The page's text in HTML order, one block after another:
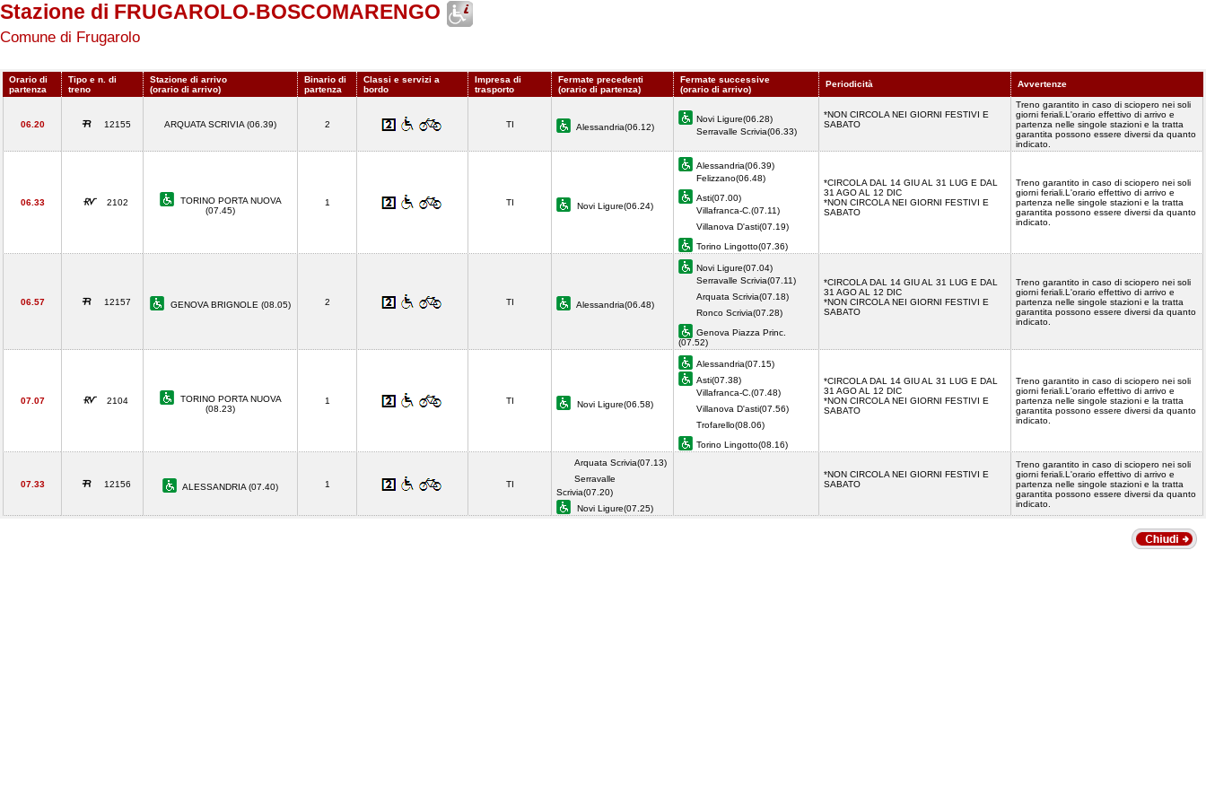
Stazione di FRUGAROLO-BOSCOMARENGO
Comune di Frugarolo
Orario di
partenza
Tipo e n. di
treno
Stazione di arrivo
(orario di arrivo)
Binario di
partenza
Classi e servizi a
bordo
Impresa di
trasporto
Fermate precedenti
(orario di partenza)
Fermate successive
(orario di arrivo)
Periodicità Avvertenze
06.20 12155 ARQUATA SCRIVIA (06.39) 2 TI Alessandria(06.12)
Novi Ligure(06.28)
Serravalle Scrivia(06.33)
*NON CIRCOLA NEI GIORNI FESTIVI E
SABATO
Treno garantito in caso di sciopero nei soli
giorni feriali.L'orario effettivo di arrivo e
partenza nelle singole stazioni e la tratta
garantita possono essere diversi da quanto
indicato.
06.33 2102
TORINO PORTA NUOVA
(07.45)
1 TI Novi Ligure(06.24)
Alessandria(06.39)
Felizzano(06.48)
Asti(07.00)
Villafranca-C.(07.11)
Villanova D'asti(07.19)
Torino Lingotto(07.36)
*CIRCOLA DAL 14 GIU AL 31 LUG E DAL
31 AGO AL 12 DIC
*NON CIRCOLA NEI GIORNI FESTIVI E
SABATO
Treno garantito in caso di sciopero nei soli
giorni feriali.L'orario effettivo di arrivo e
partenza nelle singole stazioni e la tratta
garantita possono essere diversi da quanto
indicato.
06.57 12157 GENOVA BRIGNOLE (08.05) 2 TI Alessandria(06.48)
Novi Ligure(07.04)
Serravalle Scrivia(07.11)
Arquata Scrivia(07.18)
Ronco Scrivia(07.28)
Genova Piazza Princ.
(07.52)
*CIRCOLA DAL 14 GIU AL 31 LUG E DAL
31 AGO AL 12 DIC
*NON CIRCOLA NEI GIORNI FESTIVI E
SABATO
Treno garantito in caso di sciopero nei soli
giorni feriali.L'orario effettivo di arrivo e
partenza nelle singole stazioni e la tratta
garantita possono essere diversi da quanto
indicato.
07.07 2104
TORINO PORTA NUOVA
(08.23)
1 TI Novi Ligure(06.58)
Alessandria(07.15)
Asti(07.38)
Villafranca-C.(07.48)
Villanova D'asti(07.56)
Trofarello(08.06)
Torino Lingotto(08.16)
*CIRCOLA DAL 14 GIU AL 31 LUG E DAL
31 AGO AL 12 DIC
*NON CIRCOLA NEI GIORNI FESTIVI E
SABATO
Treno garantito in caso di sciopero nei soli
giorni feriali.L'orario effettivo di arrivo e
partenza nelle singole stazioni e la tratta
garantita possono essere diversi da quanto
indicato.
07.33 12156 ALESSANDRIA (07.40) 1 TI
Arquata Scrivia(07.13)
Serravalle
Scrivia(07.20)
Novi Ligure(07.25)
*NON CIRCOLA NEI GIORNI FESTIVI E
SABATO
Treno garantito in caso di sciopero nei soli
giorni feriali.L'orario effettivo di arrivo e
partenza nelle singole stazioni e la tratta
garantita possono essere diversi da quanto
indicato.